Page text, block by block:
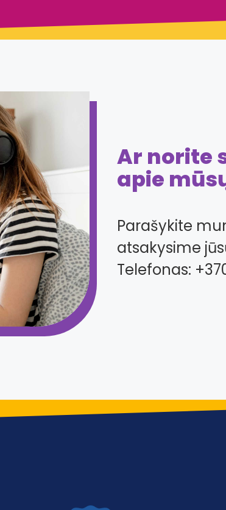
Ar norite
apie
Parašykite
atsakysime
Telefonas: